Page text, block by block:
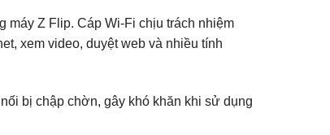
máy Z Flip. Cáp Wi-Fi chịu trách nhiệm
xem video, duyệt web và nhiều tính
bị chập chờn, gây khó khăn khi sử dụng